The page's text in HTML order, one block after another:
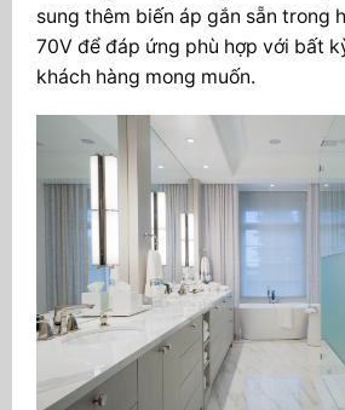
sung thêm biến áp gắn sẵn trong
70V để đáp ứng phù hợp với bất
khách hàng mong muốn.